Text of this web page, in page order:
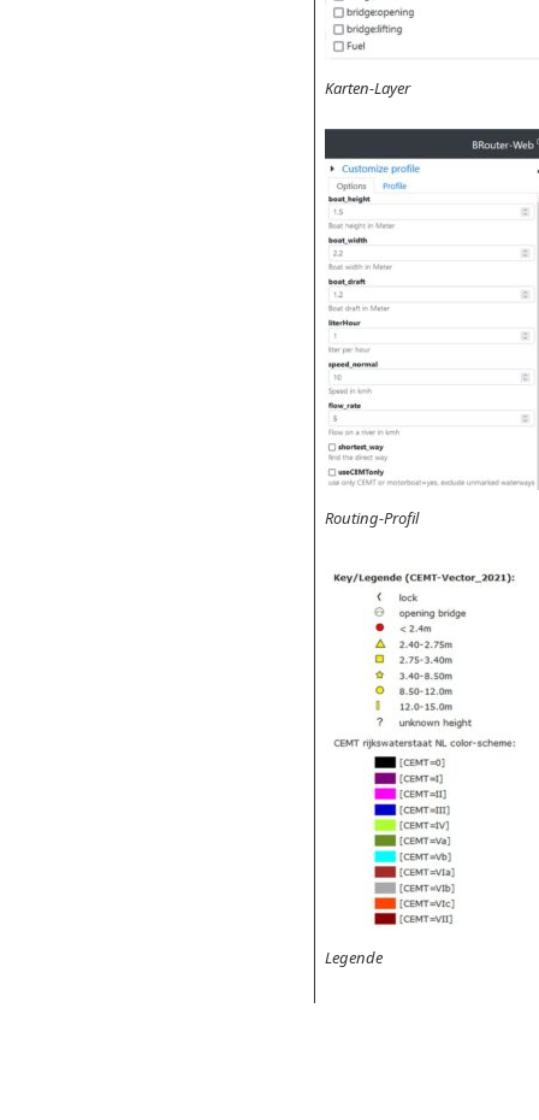
Karten-Layer
Routing-Profil
Legende